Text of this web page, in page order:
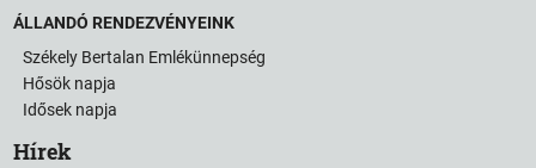
ÁLLANDÓ RENDEZVÉNYEINK
Székely Bertalan Emlékünnepség
Hősök napja
Idősek napja
Hírek